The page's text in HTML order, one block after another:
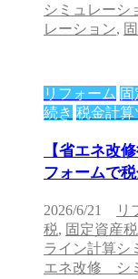
シミュレーシ
レーション,
リフォーム
続き 税金計算
【省エネ改
フォームで
2026/6/21 リ
税, 固定資産
ライン計算シ
エネ改修 シ